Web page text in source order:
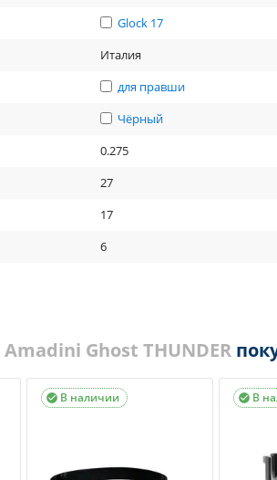
Glock 17
Италия
для правши
Чёрный
0.275
27
17
6
Amadini Ghost THUNDER
В наличии
 В
